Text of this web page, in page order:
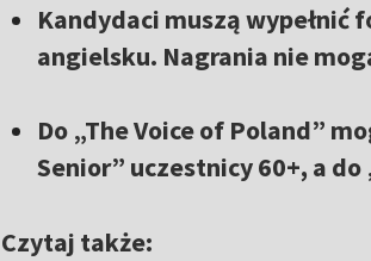
Kandydaci muszą wypełnić
angielsku. Nagrania nie
Do „The Voice of Poland”
Senior” uczestnicy 60+, a
Czytaj także: